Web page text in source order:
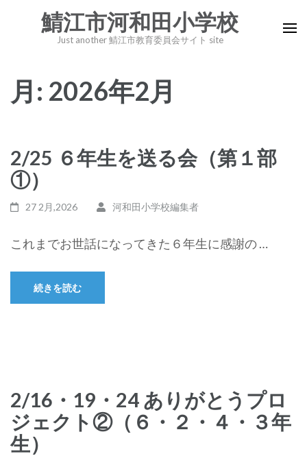
へ
ッ
プ
(Enter
鯖江市河和田小学校
Just another 鯖江市教育委員会サイト site
月: 2026年2月
2/25 ６年生を送る会（第１部
①）
27 2月,2026 河和田小学校編集者
これまでお世話になってきた６年生に感謝の …
続きを読む
2/16・19・24 ありがとうプロ
ジェクト②（６・２・４・３年
生）